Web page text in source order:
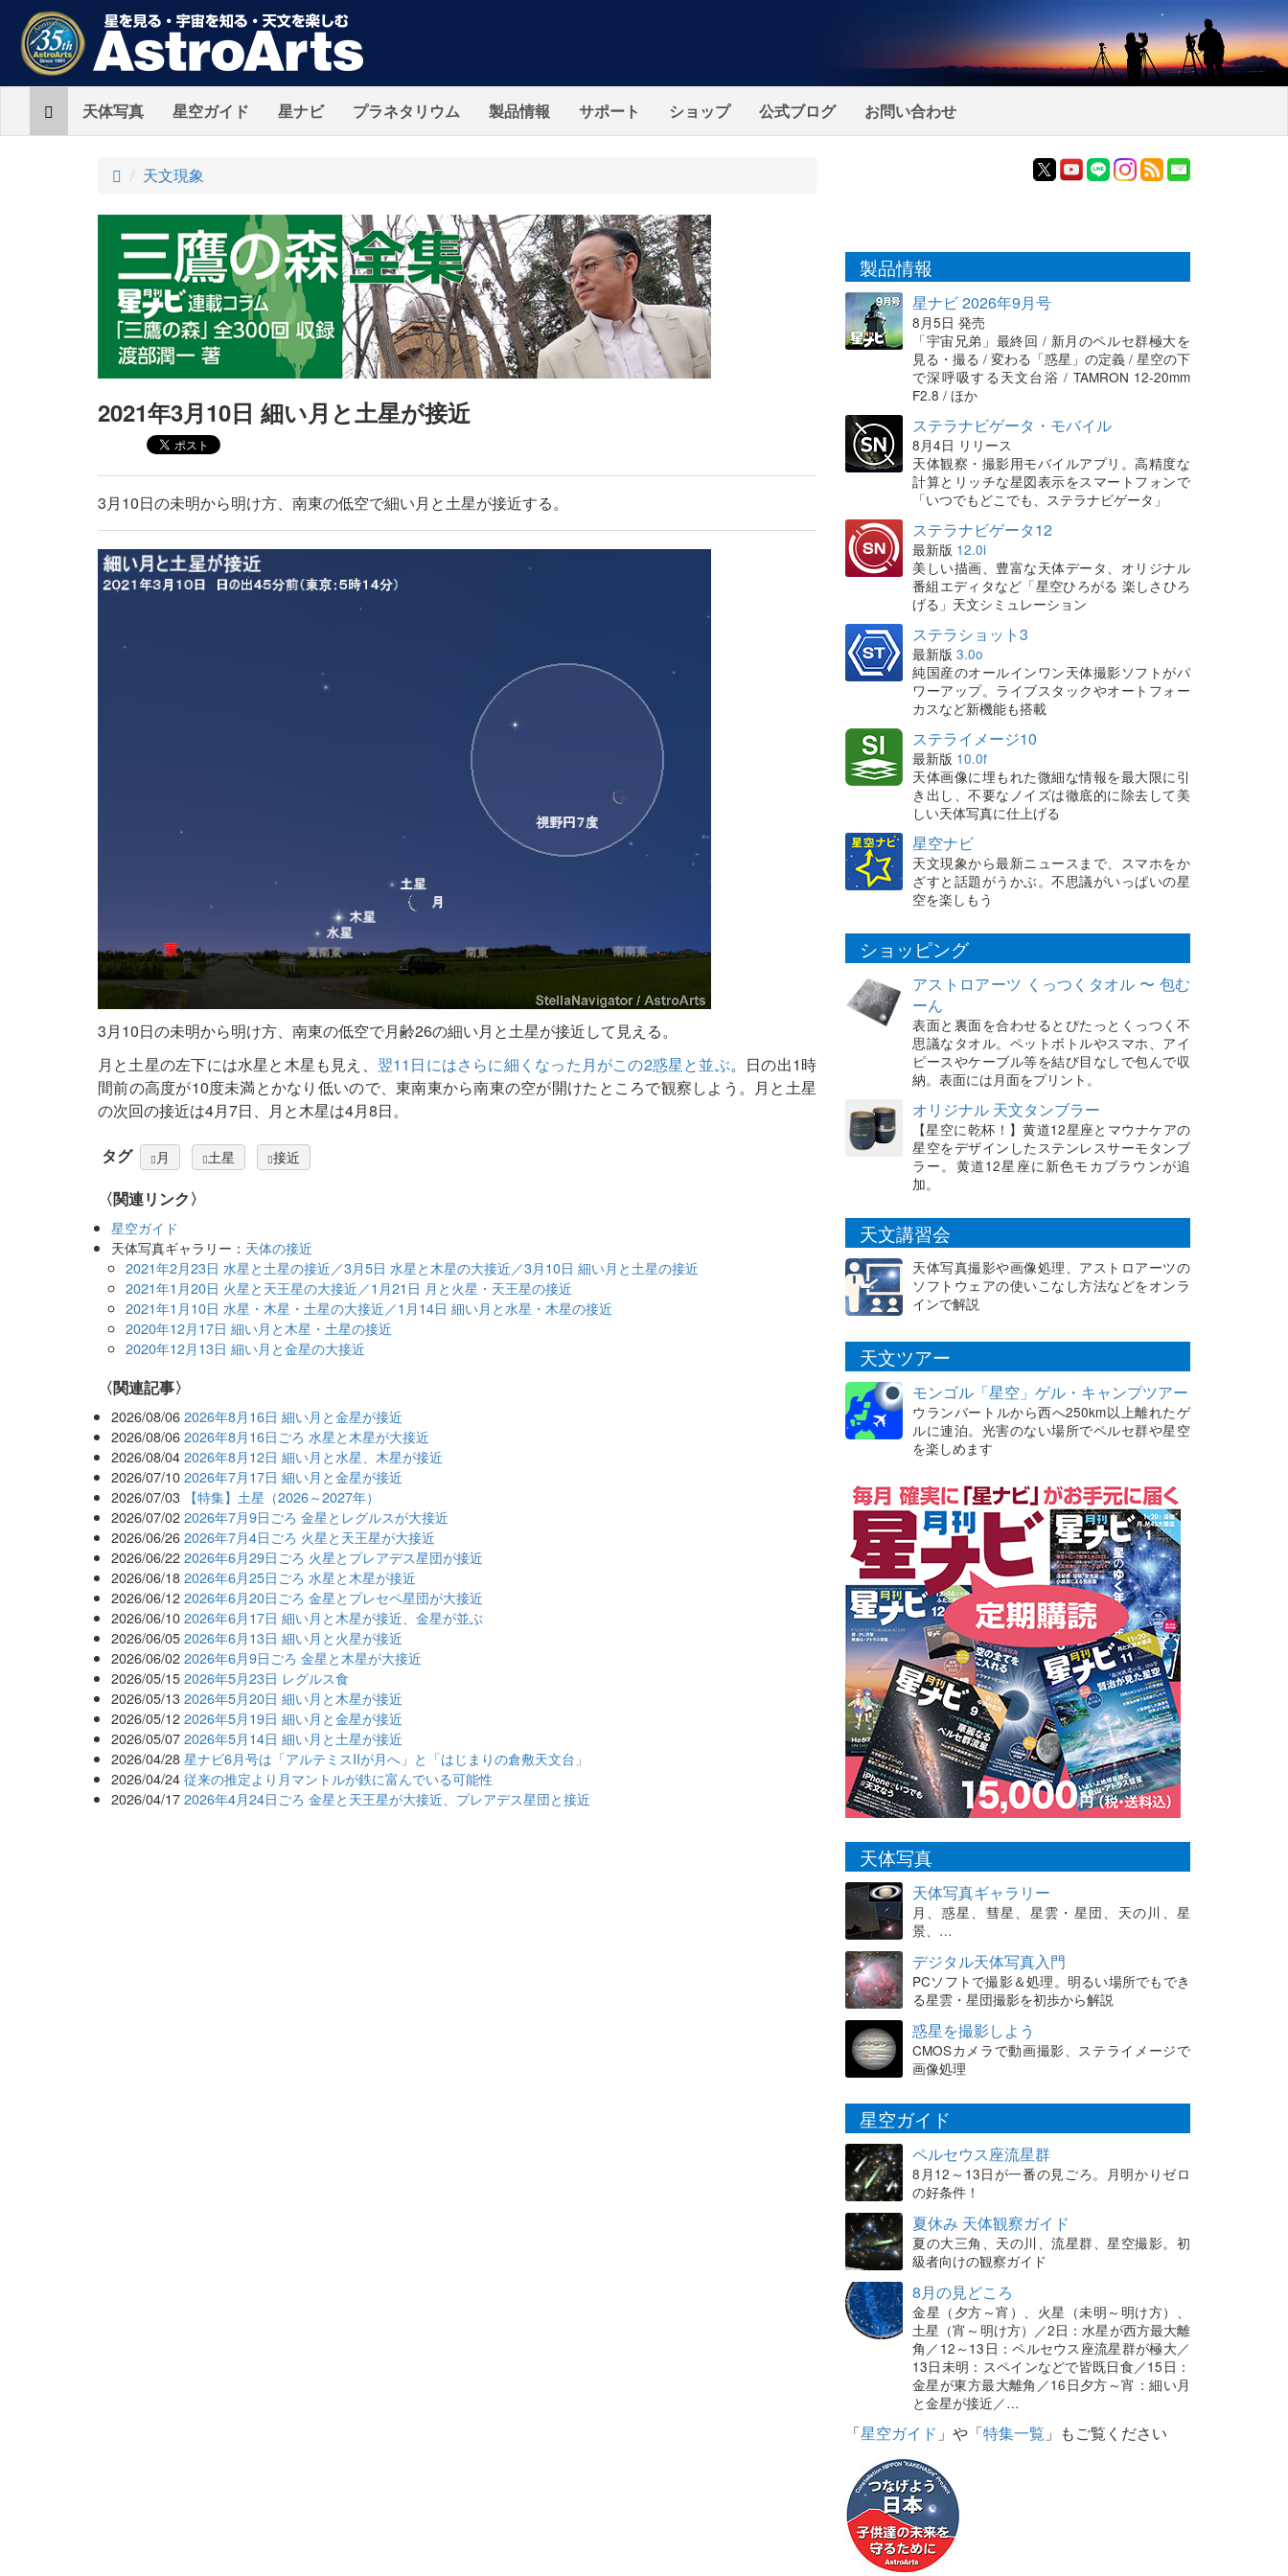
Home天体写真 星空ガイド 星ナビ プラネタリウム 製品情報 サポート ショップ 公式ブログ お問い合わせ
ト
プ
天文現象
2021年3月10日 細い月と土星が接近
3月10日の未明から明け方、南東の低空で細い月と土星が接近する。
3月10日の未明から明け方、南東の低空で月齢26の細い月と土星が接近して見える。
月と土星の左下には水星と木星も見え、 翌11日にはさらに細くなった月がこの2惑星と並ぶ。日の出1時
間前の高度が10度未満とかなり低いので、東南東から南東の空が開けたところで観察しよう。月と土星
の次回の接近は4月7日、月と木星は4月8日。
タグ 月 土星 接近
〈関連リンク〉
星空ガイド
天体写真ギャラリー： 天体の接近
2021年2月23日 水星と土星の接近／3月5日 水星と木星の大接近／3月10日 細い月と土星の接近
2021年1月20日 火星と天王星の大接近／1月21日 月と火星・天王星の接近
2021年1月10日 水星・木星・土星の大接近／1月14日 細い月と水星・木星の接近
2020年12月17日 細い月と木星・土星の接近
2020年12月13日 細い月と金星の大接近
関連記事
2026/08/06 2026年8月16日 細い月と金星が接近
2026/08/06 2026年8月16日ごろ 水星と木星が大接近
2026/08/04 2026年8月12日 細い月と水星、木星が接近
2026/07/10 2026年7月17日 細い月と金星が接近
2026/07/03 【特集】土星（2026～2027年）
2026/07/02 2026年7月9日ごろ 金星とレグルスが大接近
2026/06/26 2026年7月4日ごろ 火星と天王星が大接近
2026/06/22 2026年6月29日ごろ 火星とプレアデス星団が接近
2026/06/18 2026年6月25日ごろ 水星と木星が接近
2026/06/12 2026年6月20日ごろ 金星とプレセペ星団が大接近
2026/06/10 2026年6月17日 細い月と木星が接近、金星が並ぶ
2026/06/05 2026年6月13日 細い月と火星が接近
2026/06/02 2026年6月9日ごろ 金星と木星が大接近
2026/05/15 2026年5月23日 レグルス食
2026/05/13 2026年5月20日 細い月と木星が接近
2026/05/12 2026年5月19日 細い月と金星が接近
2026/05/07 2026年5月14日 細い月と土星が接近
2026/04/28 星ナビ6月号は「アルテミスIIが月へ」と「はじまりの倉敷天文台」
2026/04/24 従来の推定より月マントルが鉄に富んでいる可能性
2026/04/17 2026年4月24日ごろ 金星と天王星が大接近、プレアデス星団と接近
製品情報
星ナビ 2026年9月号
8月5日 発売
「宇宙兄弟」最終回 / 新月のペルセ群極大を
見る・撮る / 変わる「惑星」の定義 / 星空の下
で深呼吸する天文台浴 / TAMRON 12-20mm
F2.8 / ほか
ステラナビゲータ・モバイル
8月4日 リリース
天体観察・撮影用モバイルアプリ。高精度な
計算とリッチな星図表示をスマートフォンで
「いつでもどこでも、ステラナビゲータ」
ステラナビゲータ12
最新版 12.0i
美しい描画、豊富な天体データ、オリジナル
番組エディタなど「星空ひろがる 楽しさひろ
げる」天文シミュレーション
ステラショット3
最新版 3.0o
純国産のオールインワン天体撮影ソフトがパ
ワーアップ。ライブスタックやオートフォー
カスなど新機能も搭載
ステライメージ10
最新版 10.0f
天体画像に埋もれた微細な情報を最大限に引
き出し、不要なノイズは徹底的に除去して美
しい天体写真に仕上げる
星空ナビ
天文現象から最新ニュースまで、スマホをか
ざすと話題がうかぶ。不思議がいっぱいの星
空を楽しもう
ショッピング
アストロアーツ くっつくタオル 〜 包む
ーん
表面と裏面を合わせるとぴたっとくっつく不
思議なタオル。ペットボトルやスマホ、アイ
ピースやケーブル等を結び目なしで包んで収
納。表面には月面をプリント。
オリジナル 天文タンブラー
【星空に乾杯！】黄道12星座とマウナケアの
星空をデザインしたステンレスサーモタンブ
ラー。黄道12星座に新色モカブラウンが追
加。
天文講習会
天体写真撮影や画像処理、アストロアーツの
ソフトウェアの使いこなし方法などをオンラ
インで解説
天文ツアー
モンゴル「星空」ゲル・キャンプツアー
ウランバートルから西へ250km以上離れたゲ
ルに連泊。光害のない場所でペルセ群や星空
を楽しめます
天体写真
天体写真ギャラリー
月、惑星、彗星、星雲・星団、天の川、星
景、…
デジタル天体写真入門
PCソフトで撮影＆処理。明るい場所でもでき
る星雲・星団撮影を初歩から解説
惑星を撮影しよう
CMOSカメラで動画撮影、ステライメージで
画像処理
星空ガイド
ペルセウス座流星群
8月12～13日が一番の見ごろ。月明かりゼロ
の好条件！
夏休み 天体観察ガイド
夏の大三角、天の川、流星群、星空撮影。初
級者向けの観察ガイド
8月の見どころ
金星（夕方～宵）、火星（未明～明け方）、
土星（宵～明け方）／2日：水星が西方最大離
角／12～13日：ペルセウス座流星群が極大／
13日未明：スペインなどで皆既日食／15日：
金星が東方最大離角／16日夕方～宵：細い月
と金星が接近／…
「星空ガイド 」や「特集一覧 」もご覧ください